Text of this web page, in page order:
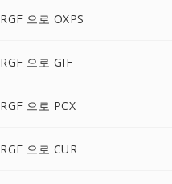
RGF 으로 OXPS
RGF 으로 GIF
RGF 으로 PCX
RGF 으로 CUR